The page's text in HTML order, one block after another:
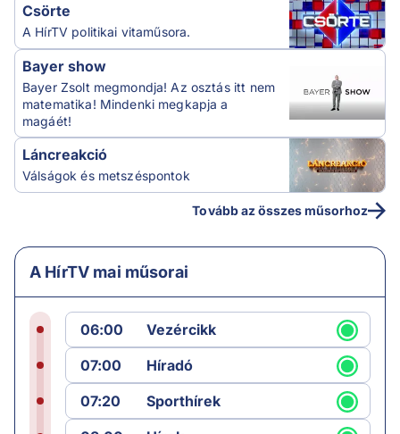
Csörte
A HírTV politikai vitaműsora.
Bayer show
Bayer Zsolt megmondja! Az osztás itt nem
matematika! Mindenki megkapja a
magáét!
Láncreakció
Válságok és metszéspontok
Tovább az összes műsorhoz
A HírTV mai műsorai
06:00
Vezércikk
07:00
Híradó
07:20
Sporthírek